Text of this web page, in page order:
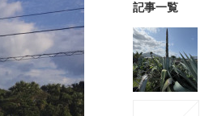
記事一覧